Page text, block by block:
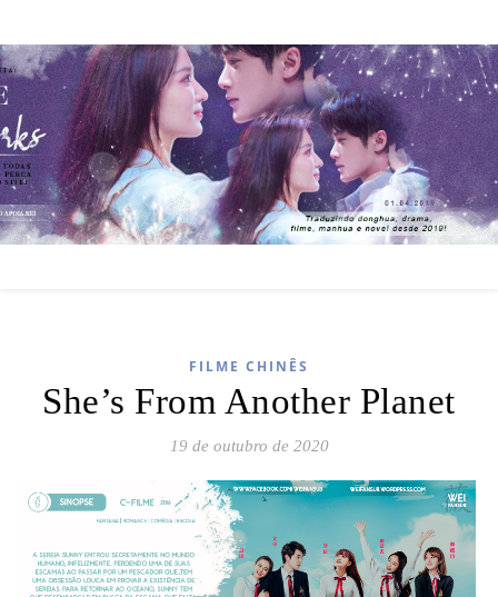
FILME CHINÊS
She’s From Another Planet
19 de outubro de 2020